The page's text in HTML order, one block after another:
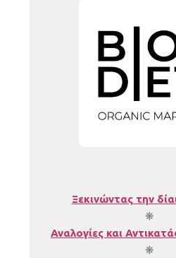
Ξεκινώντας την
❋
Αναλογίες και
❋